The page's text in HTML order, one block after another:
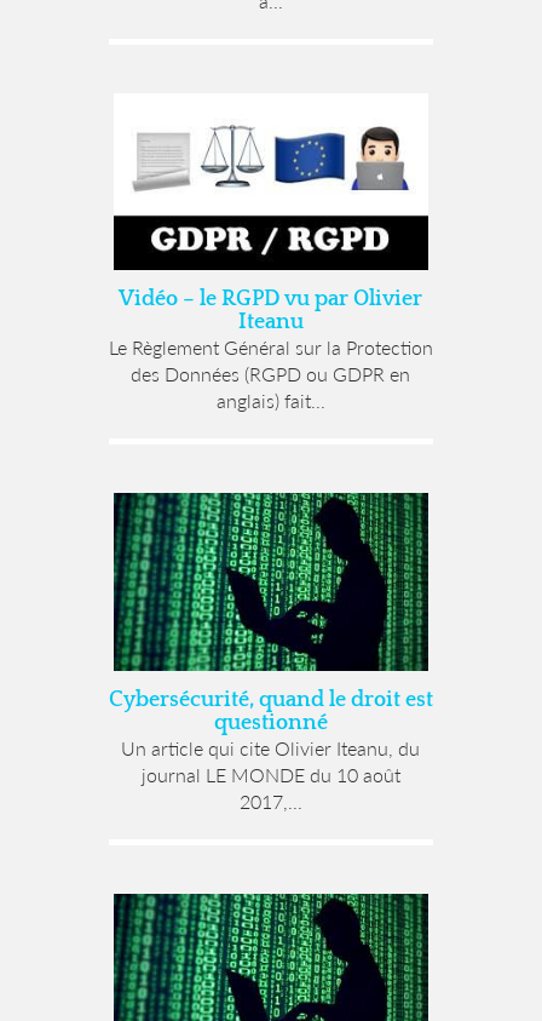
Vidéo – le RGPD vu par Olivier
Iteanu
Le Règlement Général sur la Protection
des Données (RGPD ou GDPR en
anglais) fait...
Cybersécurité, quand le droit est
questionné
Un article qui cite Olivier Iteanu, du
journal LE MONDE du 10 août
2017,...